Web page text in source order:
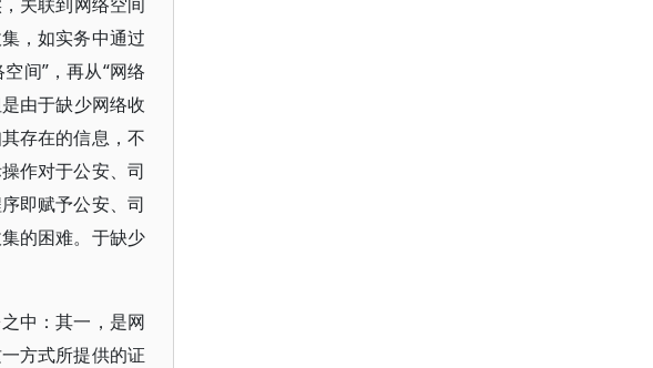
，如实务中通过
间”，再从“网络
由于缺少网络收
存在的信息，不
作对于公安、司
即赋予公安、司
的困难。于缺少
中：其一，是网
方式所提供的证